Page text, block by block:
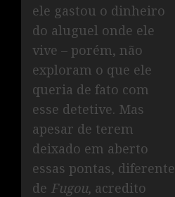
ele gastou o dinheiro
do aluguel onde ele
vive – porém, não
exploram o que ele
queria de fato com
esse detetive. Mas
apesar de terem
deixado em aberto
essas pontas, diferente
de Fugou, acredito